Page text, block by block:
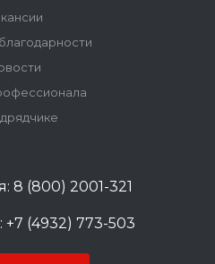
8 (800) 2001-321
(4932) 773-503